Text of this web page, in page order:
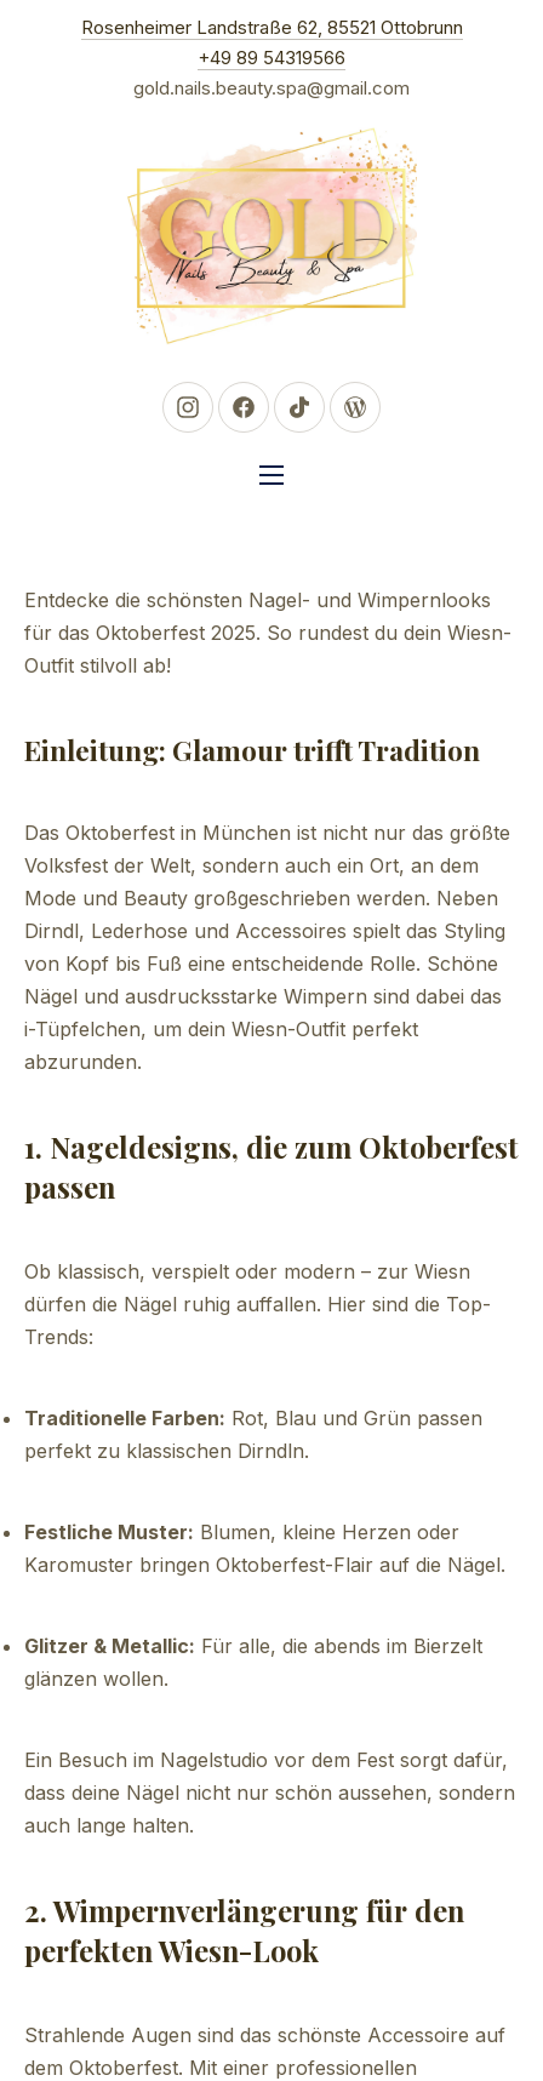
Rosenheimer Landstraße 62, 85521 OttobrunnNew
+49 89 54319566
gold.nails.beauty.spa@gmail.com
New Window
New Window
New WindowNew Window
NAVIGATION
Entdecke die schönsten Nagel- und Wimpernlooks
für das Oktoberfest 2025. So rundest du dein Wiesn-
Outfit stilvoll ab!
Einleitung: Glamour trifft Tradition
Das Oktoberfest in München ist nicht nur das größte
Volksfest der Welt, sondern auch ein Ort, an dem
Mode und Beauty großgeschrieben werden. Neben
Dirndl, Lederhose und Accessoires spielt das Styling
von Kopf bis Fuß eine entscheidende Rolle. Schöne
Nägel und ausdrucksstarke Wimpern sind dabei das
i-Tüpfelchen, um dein Wiesn-Outfit perfekt
abzurunden.
1. Nageldesigns, die zum Oktoberfest
passen
Ob klassisch, verspielt oder modern – zur Wiesn
dürfen die Nägel ruhig auffallen. Hier sind die Top-
Trends:
Traditionelle Farben: Rot, Blau und Grün passen
perfekt zu klassischen Dirndln.
Festliche Muster: Blumen, kleine Herzen oder
Karomuster bringen Oktoberfest-Flair auf die Nägel.
Glitzer & Metallic: Für alle, die abends im Bierzelt
glänzen wollen.
Ein Besuch im Nagelstudio vor dem Fest sorgt dafür,
dass deine Nägel nicht nur schön aussehen, sondern
auch lange halten.
2. Wimpernverlängerung für den
perfekten Wiesn-Look
Strahlende Augen sind das schönste Accessoire auf
dem Oktoberfest. Mit einer professionellen